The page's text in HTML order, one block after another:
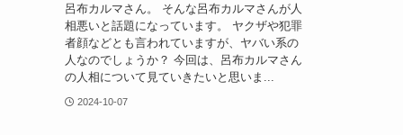
呂布カルマさん。 そんな呂布カルマさんが人
相悪いと話題になっています。 ヤクザや犯罪
者顔などとも言われていますが、ヤバい系の
人なのでしょうか？ 今回は、呂布カルマさん
の人相について見ていきたいと思いま...
2024-10-07